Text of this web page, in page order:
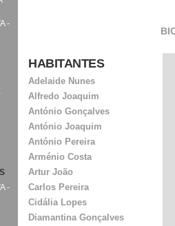
HABITANTES
Adelaide Nunes
Alfredo Joaquim
António Gonçalves
António Joaquim
António Pereira
Arménio Costa
Artur João
Carlos Pereira
Cidália Lopes
Diamantina Gonçalves
-
-